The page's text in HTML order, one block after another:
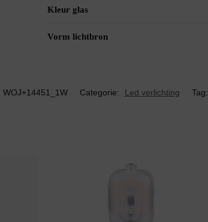
Kleur glas
Vorm lichtbron
WOJ+14451_1W Categorie: Led verlichting Tag: